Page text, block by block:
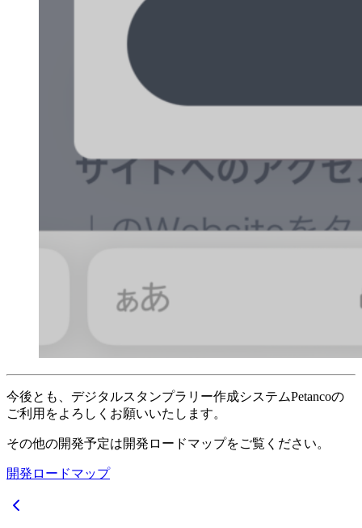
今後とも、デジタルスタンプラリー作成システムPetancoの
ご利用をよろしくお願いいたします。
その他の開発予定は開発ロードマップをご覧ください。
開発ロードマップ